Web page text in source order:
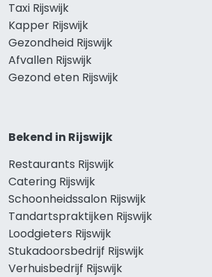
Taxi Rijswijk
Kapper Rijswijk
Gezondheid Rijswijk
Afvallen Rijswijk
Gezond eten Rijswijk
Bekend in Rijswijk
Restaurants Rijswijk
Catering Rijswijk
Schoonheidssalon Rijswijk
Tandartspraktijken Rijswijk
Loodgieters Rijswijk
Stukadoorsbedrijf Rijswijk
Verhuisbedrijf Rijswijk